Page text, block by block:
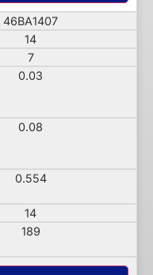
46BA1407
14
7
0.03
0.08
0.554
14
189